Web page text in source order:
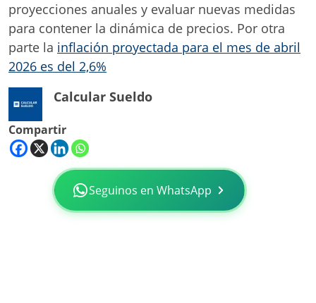
proyecciones anuales y evaluar nuevas medidas
para contener la dinámica de precios. Por otra
parte la inflación proyectada para el mes de abril
2026 es del 2,6%
Calcular Sueldo
Compartir
Seguinos en WhatsApp